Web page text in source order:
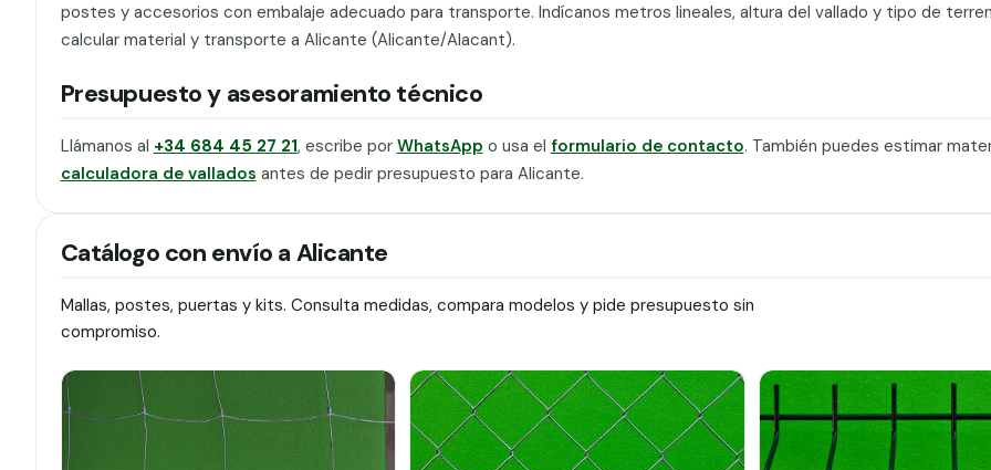
postes y accesorios con embalaje adecuado para transporte. Indícanos metros lineales, altura del vallado y tipo de
calcular material y transporte a Alicante (Alicante/Alacant).
Presupuesto y asesoramiento técnico
Llámanos al +34 684 45 27 21, escribe por WhatsApp o usa el formulario de contacto. También puedes estimar
calculadora de vallados antes de pedir presupuesto para Alicante.
Catálogo con envío a Alicante
Mallas, postes, puertas y kits. Consulta medidas, compara modelos y pide presupuesto sin
compromiso.